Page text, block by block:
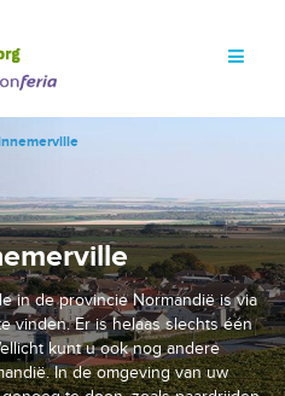
in de provincie Normandië is via
vinden. Er is helaas slechts één
kunt u ook nog andere
In de omgeving van uw